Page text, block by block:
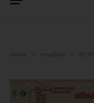
Home Headline